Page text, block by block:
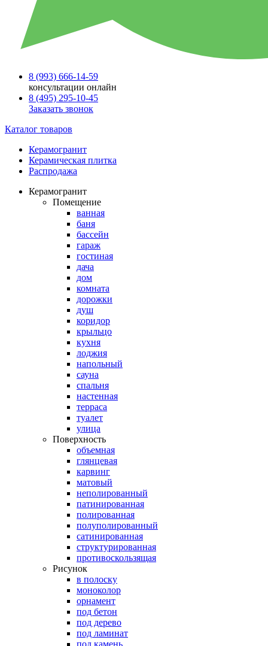
8 (993) 666-14-59
консультации онлайн
8 (495) 295-10-45
Заказать звонок
Каталог товаров
Керамогранит
Керамическая плитка
Распродажа
Керамогранит
Помещение
ванная
баня
бассейн
гараж
гостиная
дача
дом
комната
дорожки
душ
коридор
крыльцо
кухня
лоджия
напольный
сауна
спальня
настенная
терраса
туалет
улица
Поверхность
объемная
глянцевая
карвинг
матовый
неполированный
патинированная
полированная
полуполированный
сатинированная
структурированная
противоскользящая
Рисунок
в полоску
моноколор
орнамент
под бетон
под дерево
под ламинат
под камень